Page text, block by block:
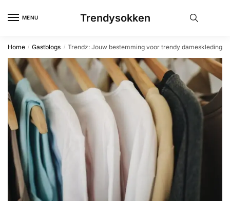
MENU Trendysokken
Home / Gastblogs / Trendz: Jouw bestemming voor trendy dameskleding